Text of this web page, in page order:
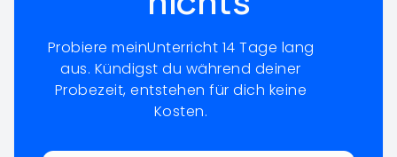
Probiere meinUnterricht 14 Tage lang
aus. Kündigst du während deiner
Probezeit, entstehen für dich keine
Kosten.